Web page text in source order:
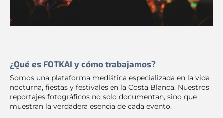
¿Qué es FOTKAI y cómo trabajamos?
Somos una plataforma mediática especializada en la vida
nocturna, fiestas y festivales en la Costa Blanca. Nuestros
reportajes fotográficos no solo documentan, sino que
muestran la verdadera esencia de cada evento.